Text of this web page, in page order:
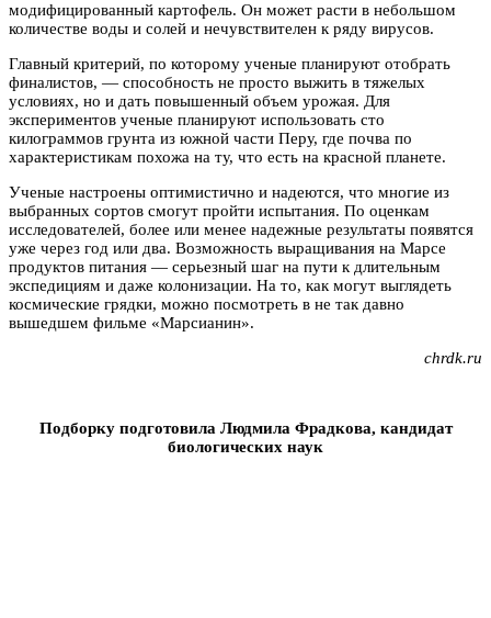
модифицированный картофель. Он может расти в небольшом
количестве воды и солей и нечувствителен к ряду вирусов.
Главный критерий, по которому ученые планируют отобрать
финалистов, — способность не просто выжить в тяжелых
условиях, но и дать повышенный объем урожая. Для
экспериментов ученые планируют использовать сто
килограммов грунта из южной части Перу, где почва по
характеристикам похожа на ту, что есть на красной планете.
Ученые настроены оптимистично и надеются, что многие из
выбранных сортов смогут пройти испытания. По оценкам
исследователей, более или менее надежные результаты появятся
уже через год или два. Возможность выращивания на Марсе
продуктов питания — серьезный шаг на пути к длительным
экспедициям и даже колонизации. На то, как могут выглядеть
космические грядки, можно посмотреть в не так давно
вышедшем фильме «Марсианин».
chrdk.ru
Подборку подготовила Людмила Фрадкова, кандидат
биологических наук